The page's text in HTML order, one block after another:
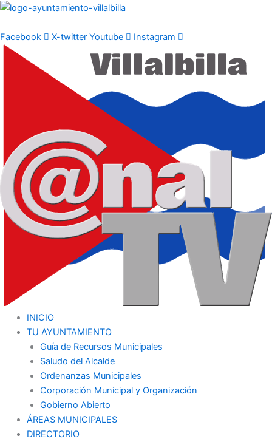
Ir
contenido
Facebook X-twitter Youtube Instagram
INICIO
TU AYUNTAMIENTO
Guía de Recursos Municipales
Saludo del Alcalde
Ordenanzas Municipales
Corporación Municipal y Organización
Gobierno Abierto
ÁREAS MUNICIPALES
DIRECTORIO